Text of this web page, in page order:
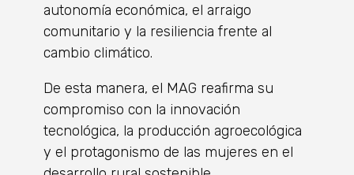
autonomía económica, el arraigo
comunitario y la resiliencia frente al
cambio climático.
De esta manera, el MAG reafirma su
compromiso con la innovación
tecnológica, la producción agroecológica
y el protagonismo de las mujeres en el